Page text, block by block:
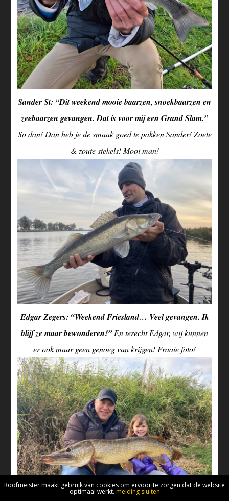
Sander St: “Dit weekend mooie baarzen, snoekbaarzen en
zeebaarzen gevangen. Dat is voor mij een Grand Slam.”
So dan! Dan heb je de smaak goed te pakken Sander! Zoete
& zoute stekels! Mooi man!
Edgar Zegers: “Weekend Friesland… Veel gevangen. Ik
blijf ze maar bewonderen!”En terecht Edgar, wij kunnen
er ook maar geen genoeg van krijgen! Fraaie foto!
Roofmeister maakt gebruik van cookies om ervoor te zorgen dat de website
optimaal werkt. melding sluiten